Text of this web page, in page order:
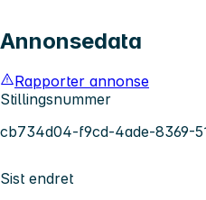
Annonsedata
Rapporter annonse
Stillingsnummer
cb734d04-f9cd-4ade-8369-
Sist endret